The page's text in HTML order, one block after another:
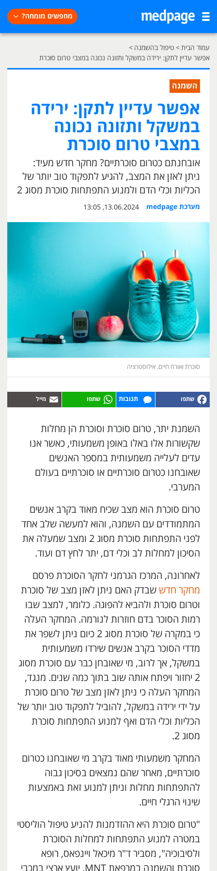
מחפשים מומחה?
עמוד הבית> טיפול בהשמנה >
אפשר עדיין לתקן: ירידה במשקל ותזונה נכונה במצבי טרום סוכרת
השמנה
אפשר עדיין לתקן: ירידה
במשקל ותזונה נכונה
במצבי טרום סוכרת
אובחנתם כטרום סוכרתיים? מחקר חדש מעיד:
ניתן לאזן את המצב, להגיע לתפקוד טוב יותר של
הכליות וכלי הדם ולמנוע התפתחות סוכרת מסוג 2
מערכת medpage 13.06.2024, 13:05
סוכרת ואורח חיים. אילוסטרציה
תגובות
השמנת יתר, טרום סוכרת וסוכרת הן מחלות
שקשורות אלו באלו באופן משמעותי, כאשר אנו
עדים לעלייה משמעותית במספר האנשים
שאובחנו כטרום סוכרתיים או סוכרתיים בעולם
המערבי.
טרום סוכרת הוא מצב שכיח מאוד בקרב אנשים
המתמודדים עם השמנה, והוא למעשה שלב אחד
לפני התפתחות סוכרת מסוג 2 ומצב שמעלה את
הסיכון למחלות לב וכלי דם, יתר לחץ דם ועוד.
לאחרונה, המרכז הגרמני לחקר הסוכרת פרסם
מחקר חדש שבדק האם ניתן לאזן מצב של סוכרת
וטרום סוכרת ולהביא להפוגה. כלומר, למצב שבו
רמות הסוכר בדם חוזרות לנורמה. המחקר העלה
כי במקרה של סוכרת מסוג 2 כיום ניתן לשפר את
מדדי הסוכר בקרב אנשים שירדו משמעותית
במשקל, אך לרוב, מי שאובחן כבר עם סוכרת מסוג
2 יחזור ויפתח אותה שוב בתוך כמה שנים. מנגד,
המחקר העלה כי ניתן לאזן מצב של טרום סוכרת
על ידי ירידה במשקל, להוביל לתפקוד טוב יותר של
הכליות וכלי הדם ואף למנוע התפתחות סוכרת
מסוג 2.
המחקר משמעותי מאוד בקרב מי שאובחנו כטרום
סוכרתיים, מאחר שהם נמצאים בסיכון גבוה
להתפתחות מחלות וניתן למנוע זאת באמצעות
שינוי הרגלי חיים.
"טרום סוכרת היא ההזדמנות להניע טיפול הוליסטי
במטרה למנוע התפתחות למחלות הסוכרת
ולסיבוכיה", מסביר ד"ר מיכאל ויינפאס, רופא
סוכרת והשמנה במרפאת MNT, יועץ ארצי במכבי